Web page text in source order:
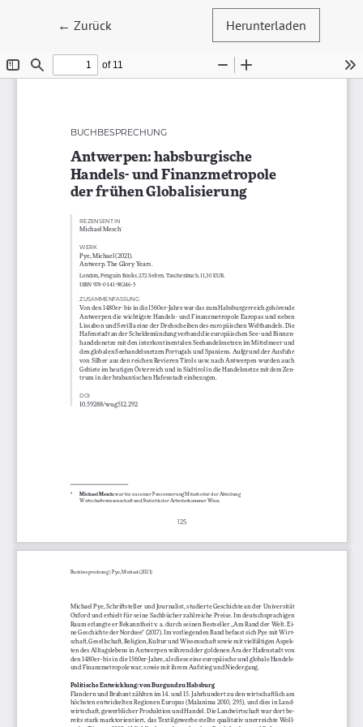
← Zu Artikeldetails zurückkehren
Zurück Herunterladen